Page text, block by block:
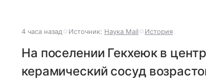
4 часа назад Источник: Наука Mail История
На поселении Гекхеюк в
керамический сосуд